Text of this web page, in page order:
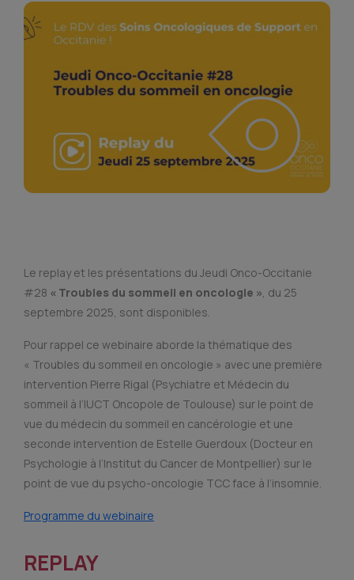
Le replay et les présentations du Jeudi Onco-Occitanie
#28 « Troubles du sommeil en oncologie », du 25
septembre 2025, sont disponibles.
Pour rappel ce webinaire aborde la thématique des
« Troubles du sommeil en oncologie » avec une première
intervention Pierre Rigal (Psychiatre et Médecin du
sommeil à l’IUCT Oncopole de Toulouse) sur le point de
vue du médecin du sommeil en cancérologie et une
seconde intervention de Estelle Guerdoux (Docteur en
Psychologie à l’Institut du Cancer de Montpellier) sur le
point de vue du psycho-oncologie TCC face à l’insomnie.
Programme du webinaire
REPLAY